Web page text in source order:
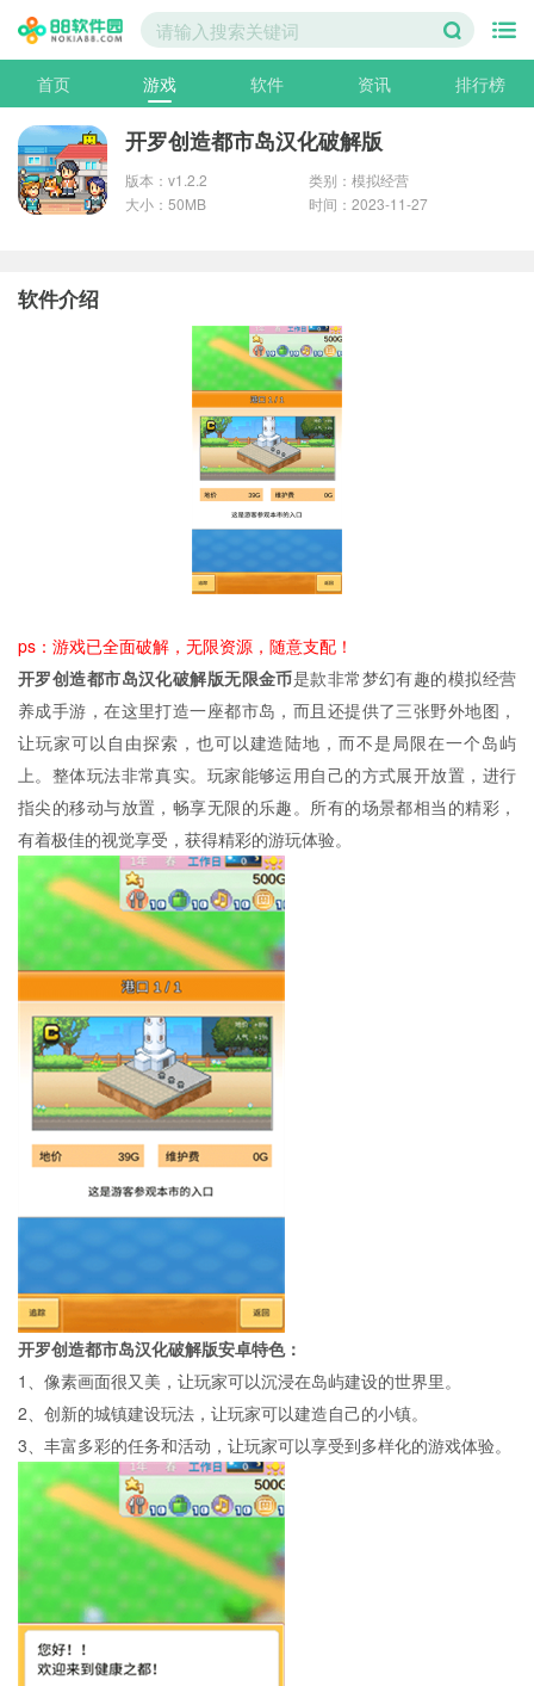
首页 游戏 软件 资讯 排行榜
开罗创造都市岛汉化破解版
版本：v1.2.2
类别：模拟经营
大小：50MB
时间：2023-11-27
软件介绍
ps：游戏已全面破解，无限资源，随意支配！
开罗创造都市岛汉化破解版无限金币是款非常梦幻有趣的模拟经营
养成手游，在这里打造一座都市岛，而且还提供了三张野外地图，
让玩家可以自由探索，也可以建造陆地，而不是局限在一个岛屿
上。整体玩法非常真实。玩家能够运用自己的方式展开放置，进行
指尖的移动与放置，畅享无限的乐趣。所有的场景都相当的精彩，
有着极佳的视觉享受，获得精彩的游玩体验。
开罗创造都市岛汉化破解版安卓特色：
1、像素画面很又美，让玩家可以沉浸在岛屿建设的世界里。
2、创新的城镇建设玩法，让玩家可以建造自己的小镇。
3、丰富多彩的任务和活动，让玩家可以享受到多样化的游戏体验。